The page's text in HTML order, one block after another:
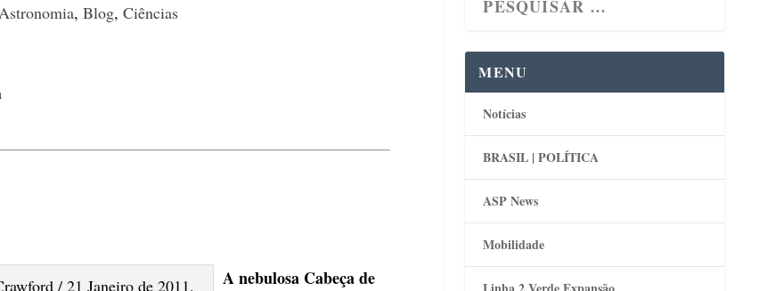
,Blog,Ciências
A nebulosa Cabeça de
MENU
Notícias
BRASIL | POLÍTICA
ASP News
Mobilidade